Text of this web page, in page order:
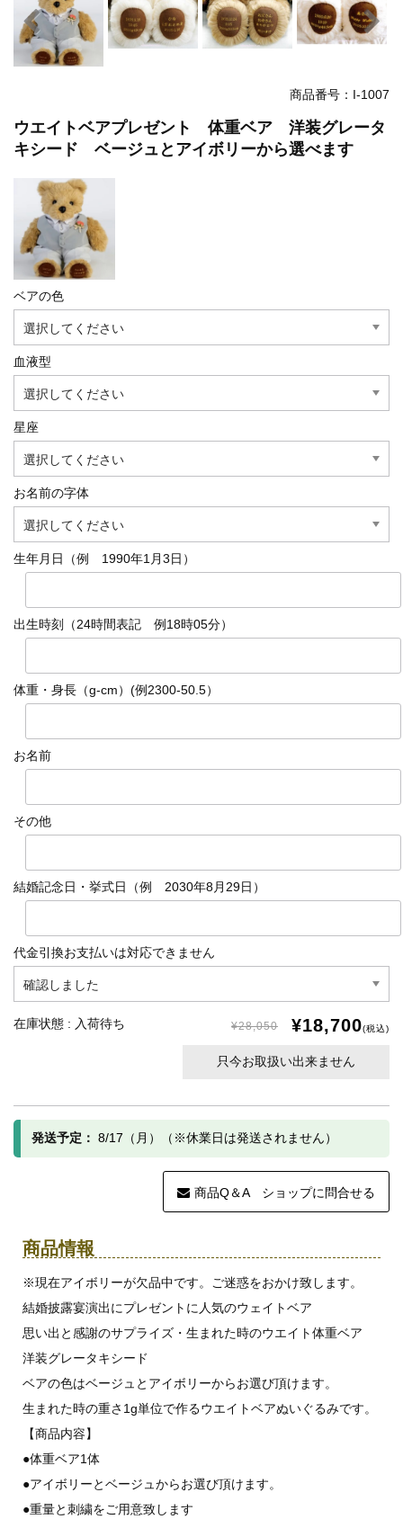
商品番号：I-1007
ウエイトベアプレゼント 体重ベア 洋装グレータ
キシード ベージュとアイボリーから選べます
ベアの色
血液型
星座
お名前の字体
生年月日（例 1990年1月3日）
出生時刻（24時間表記 例18時05分）
体重・身長（g-cm）(例2300-50.5）
お名前
その他
結婚記念日・挙式日（例 2030年8月29日）
代金引換お支払いは対応できません
在庫状態 : 入荷待ち ¥28,050 ¥18,700(税込)
只今お取扱い出来ません
発送予定： 8/17（月）（※休業日は発送されません）
商品Q＆A ショップに問合せる
商品情報
※現在アイボリーが欠品中です。ご迷惑をおかけ致します。
結婚披露宴演出にプレゼントに人気のウェイトベア
思い出と感謝のサプライズ・生まれた時のウエイト体重ベア
洋装グレータキシード
ベアの色はベージュとアイボリーからお選び頂けます。
生まれた時の重さ1g単位で作るウエイトベアぬいぐるみです。
【商品内容】
●体重ベア1体
●アイボリーとベージュからお選び頂けます。
●重量と刺繍をご用意致します